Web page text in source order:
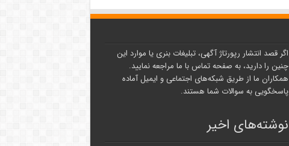
اگر قصد انتشار رپورتاژ آگهی، تبلیغات بنری یا موارد این
چنین را دارید، به صفحه تماس با ما مراجعه نمایید.
همکاران ما از طریق شبکه‌های اجتماعی و ایمیل آماده
پاسخگویی به سوالات شما هستند.
نوشته‌های اخیر